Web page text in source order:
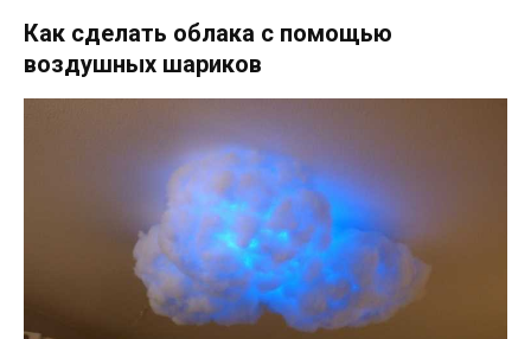
Как сделать облака с помощью
воздушных шариков